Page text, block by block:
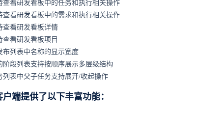
查看研发看板中的任务和执行相关操作
查看研发看板中的需求和执行相关操作
查看研发看板详情
查看研发看板项目
布列表中名称的显示宽度
阶段列表支持按顺序展示多层级结构
列表中父子任务支持展开/收起操作
户端提供了以下丰富功能：